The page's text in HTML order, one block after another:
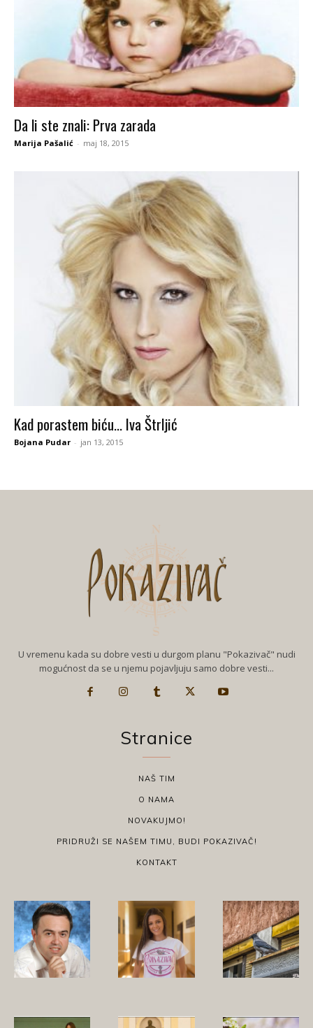
Da li ste znali: Prva zarada
Marija Pašalić - maj 18, 2015
Kad porastem biću… Iva Štrljić
Bojana Pudar - jan 13, 2015
U vremenu kada su dobre vesti u durgom planu "Pokazivač" nudi
mogućnost da se u njemu pojavljuju samo dobre vesti...
Stranice
NAŠ TIM
O NAMA
NOVAKUJMO!
PRIDRUŽI SE NAŠEM TIMU, BUDI POKAZIVAČ!
KONTAKT